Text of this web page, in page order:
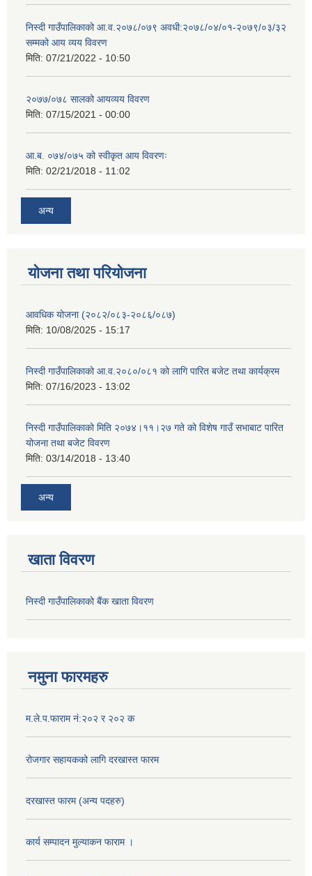
निस्दी गाउँपालिकाको आ.व.२०७८/०७९ अवधी:२०७८/०४/०१-२०७९/०३/३२
सम्मको आय व्यय विवरण
मिति: 07/21/2022 - 10:50
२०७७/०७८ सालको आयव्यय विवरण
मिति: 07/15/2021 - 00:00
आ.ब. ०७४/०७५ को स्वीकृत आय विवरणः
मिति: 02/21/2018 - 11:02
अन्य
योजना तथा परियोजना
आवधिक योजना (२०८२/०८३-२०८६/०८७)
मिति: 10/08/2025 - 15:17
निस्दी गाउँपालिकाको आ.व.२०८०/०८१ को लागि पारित बजेट तथा कार्यक्रम
मिति: 07/16/2023 - 13:02
निस्दी गाउँपालिकाको मिति २०७४।११।२७ गते को विशेष गाउँ सभाबाट पारित
योजना तथा बजेट विवरण
मिति: 03/14/2018 - 13:40
अन्य
खाता विवरण
निस्दी गाउँपालिकाको बैंक खाता विवरण
नमुना फारमहरु
म.ले.प.फाराम नं:२०२ र २०२ क
रोजगार सहायकको लागि दरखास्त फारम
दरखास्त फारम (अन्य पदहरु)
कार्य सम्पादन मुल्याक‌न फाराम ।